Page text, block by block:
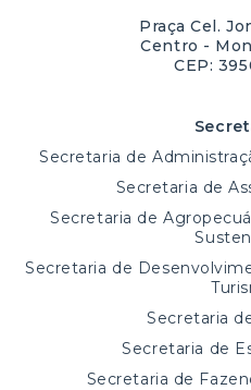
Praça Cel.
Centro -
CEP:
Secretaria de
Secretaria de
Secretaria de
Secretaria de
Secretaria
Secretaria de
Secretaria de